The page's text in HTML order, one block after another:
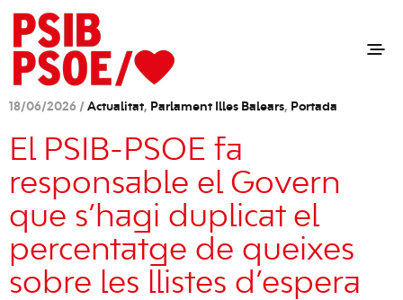
18/06/2026 / Actualitat, Parlament Illes Balears, Portada
El PSIB-PSOE fa
responsable el Govern
que s’hagi duplicat el
percentatge de queixes
sobre les llistes d’espera